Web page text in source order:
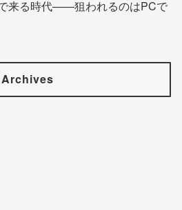
来る時代——狙われるのはPCで
Archives